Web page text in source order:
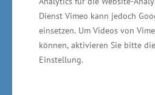
Dienst Vimeo kann jedoch
einsetzen. Um Videos von
können, aktivieren Sie bitte
Einstellung.
Medizintechnik eine
Sie gilt als besonders
wachstumsstark und
Medizinprodukte leisten